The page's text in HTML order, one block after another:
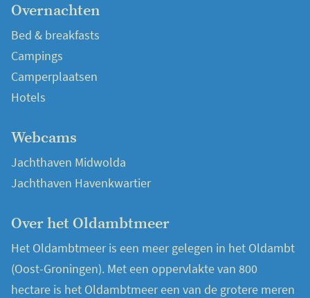
Overnachten
Bed & breakfasts
Campings
Camperplaatsen
Hotels
Webcams
Jachthaven Midwolda
Jachthaven Havenkwartier
Over het Oldambtmeer
Het Oldambtmeer is een meer gelegen in het Oldambt
(Oost-Groningen). Met een oppervlakte van 800
hectare is het Oldambtmeer een van de grotere meren